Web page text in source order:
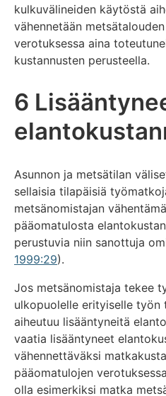
kulkuvälineiden käytöstä
vähennetään
verotuksessa aina
kustannusten perusteella.
6
Asunnon ja metsätilan
sellaisia tilapäisiä
metsänomistajan
pääomatulosta
perustuvia niin sanottuja
1999:29).
Jos metsänomistaja tekee
ulkopuolelle erityiselle työn
aiheutuu lisääntyneitä
vaatia lisääntyneet
vähennettäväksi
pääomatulojen
olla esimerkiksi matka